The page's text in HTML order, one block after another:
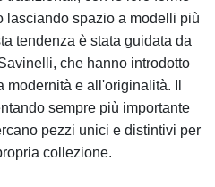
lasciando spazio a modelli più
tendenza è stata guidata da
che hanno introdotto
e all'originalità. Il
sempre più importante
pezzi unici e distintivi per
collezione.